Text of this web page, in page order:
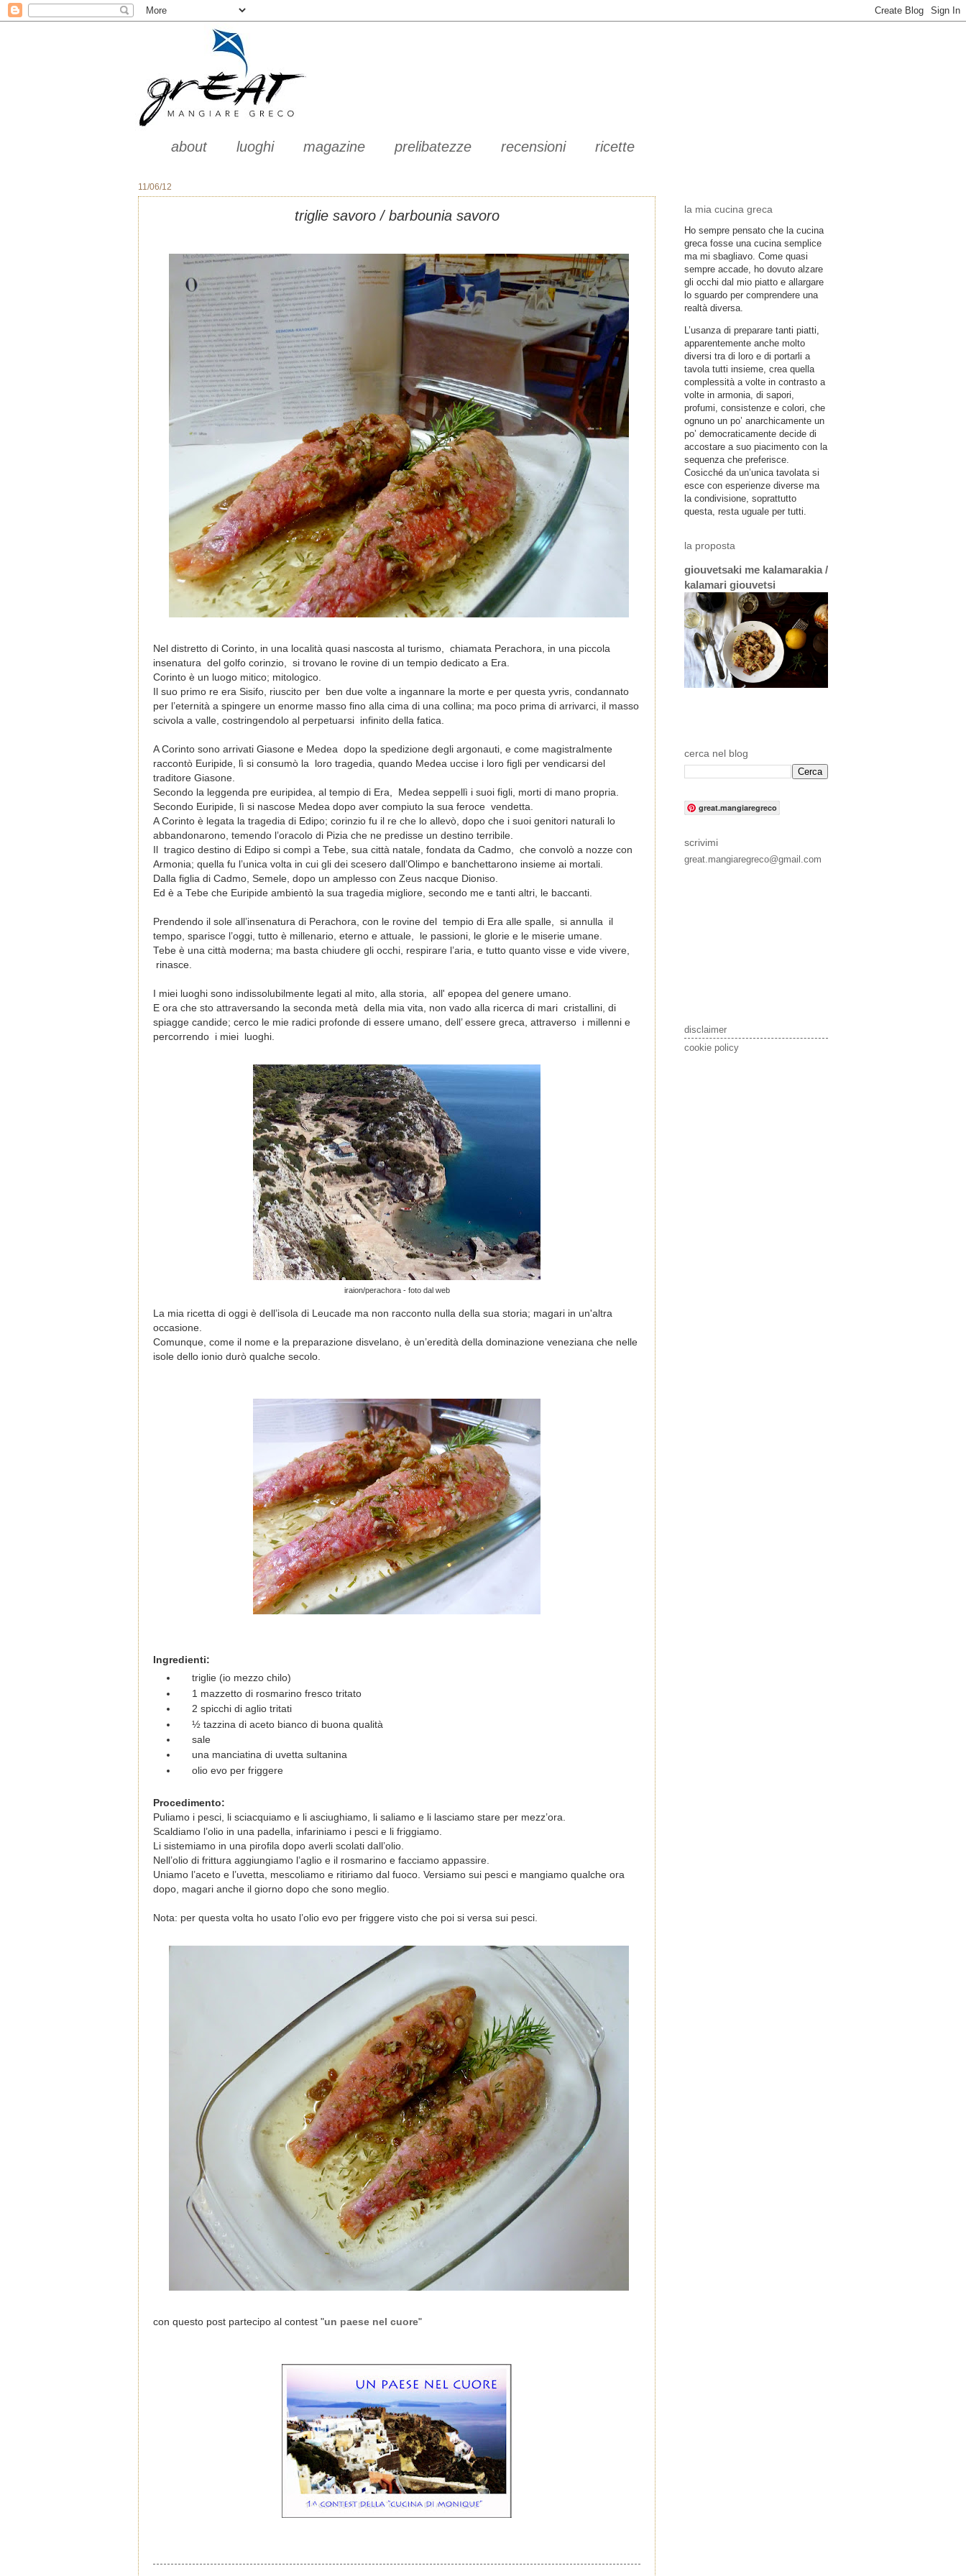
about luoghi magazine prelibatezze recensioni ricette
11/06/12
triglie savoro / barbounia savoro
Nel distretto di Corinto, in una località quasi nascosta al turismo,
chiamata Perachora, in una piccola
insenatura del golfo corinzio,
si trovano le rovine di un tempio dedicato a Era.
Corinto è un luogo mitico; mitologico.
Il suo primo re era Sisifo, riuscito per
ben due volte a ingannare la morte e per questa yvris, condannato
per l’eternità a spingere un enorme masso fino alla cima di una collina; ma poco prima di arrivarci, il masso
scivola a valle, costringendolo al perpetuarsi infinito della fatica.
A Corinto sono arrivati Giasone e Medea dopo la spedizione degli argonauti, e come magistralmente
raccontò Euripide, lì si consumò la
loro tragedia, quando Medea uccise i loro figli per vendicarsi del
traditore Giasone.
Secondo la leggenda pre euripidea, al tempio di Era,
Medea seppellì i suoi figli, morti di mano propria.
Secondo Euripide, lì si nascose Medea dopo aver compiuto la sua feroce vendetta.
A Corinto è legata la tragedia di Edipo; corinzio fu il re che lo allevò, dopo che i suoi genitori naturali lo
abbandonarono, temendo l’oracolo di Pizia che ne predisse un destino terribile.
tragico destino di Edipo si compì a Tebe, sua città natale, fondata da Cadmo,
che convolò a nozze con
Armonia; quella fu l’unica volta in cui gli dei scesero dall’Olimpo e banchettarono insieme ai mortali.
Dalla figlia di Cadmo, Semele, dopo un amplesso con Zeus nacque Dioniso.
Ed è a Tebe che Euripide ambientò la sua tragedia migliore, secondo me e tanti altri, le baccanti.
Prendendo il sole all’insenatura di Perachora, con le rovine del tempio di Era alle spalle, si annulla
il
tempo, sparisce l’oggi, tutto è millenario, eterno e attuale,
le passioni, le glorie e le miserie umane.
Tebe è una città moderna; ma basta chiudere gli occhi, respirare l’aria, e tutto quanto visse e vide vivere,
rinasce.
I miei luoghi sono indissolubilmente legati al mito, alla storia,
all' epopea del genere umano.
E ora che sto attraversando la seconda metà della mia vita, non vado alla ricerca di mari cristallini, di
spiagge candide; cerco le mie radici profonde di essere umano, dell’ essere greca, attraverso i millenni e
percorrendo i miei luoghi.
iraion/perachora - foto dal web
La mia ricetta di oggi è dell’isola di Leucade ma non racconto nulla della sua storia; magari in un'altra
occasione.
Comunque, come il nome e la preparazione disvelano, è un’eredità della dominazione veneziana che nelle
isole dello ionio durò qualche secolo.
Ingredienti:
triglie (io mezzo chilo)
1 mazzetto di rosmarino fresco tritato
2 spicchi di aglio tritati
½ tazzina di aceto bianco di buona qualità
sale
una manciatina di uvetta sultanina
olio evo per friggere
Procedimento:
Puliamo i pesci, li sciacquiamo e li asciughiamo, li saliamo e li lasciamo stare per mezz’ora.
Scaldiamo l’olio in una padella, infariniamo i pesci e li friggiamo.
Li sistemiamo in una pirofila dopo averli scolati dall’olio.
Nell’olio di frittura aggiungiamo l’aglio e il rosmarino e facciamo appassire.
Uniamo l’aceto e l’uvetta, mescoliamo e ritiriamo dal fuoco. Versiamo sui pesci e mangiamo qualche ora
dopo, magari anche il giorno dopo che sono meglio.
Nota: per questa volta ho usato l’olio evo per friggere visto che poi si versa sui pesci.
con questo post partecipo al contest "un paese nel cuore"
la mia cucina greca
Ho sempre pensato che la cucina
greca fosse una cucina semplice
ma mi sbagliavo. Come quasi
sempre accade, ho dovuto alzare
gli occhi dal mio piatto e allargare
lo sguardo per comprendere una
realtà diversa.
L’usanza di preparare tanti piatti,
apparentemente anche molto
diversi tra di loro e di portarli a
tavola tutti insieme, crea quella
complessità a volte in contrasto a
volte in armonia, di sapori,
profumi, consistenze e colori, che
ognuno un po’ anarchicamente un
po’ democraticamente decide di
accostare a suo piacimento con la
sequenza che preferisce.
Cosicché da un’unica tavolata si
esce con esperienze diverse ma
la condivisione, soprattutto
questa, resta uguale per tutti.
la proposta
giouvetsaki me kalamarakia /
kalamari giouvetsi
cerca nel blog
great.mangiaregreco
scrivimi
great.mangiaregreco@gmail.com
disclaimer
cookie policy